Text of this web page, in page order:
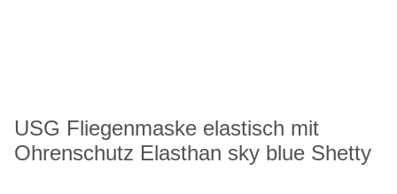
USG Fliegenmaske elastisch mit
Ohrenschutz Elasthan sky blue Shetty